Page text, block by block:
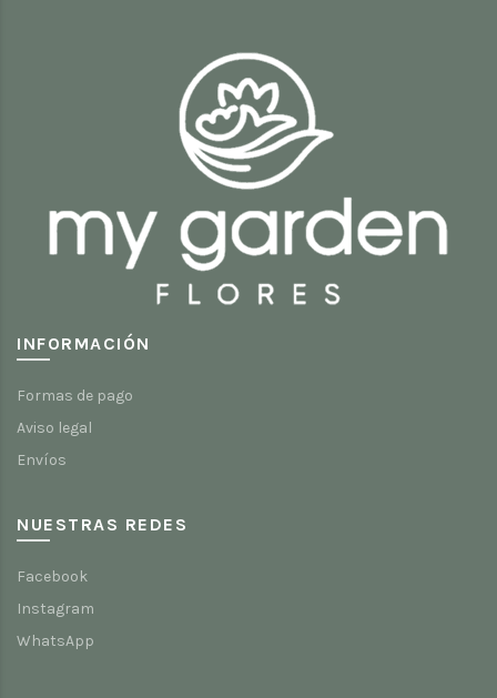
INFORMACIÓN
Formas de pago
Aviso legal
Envíos
NUESTRAS REDES
Facebook
Instagram
WhatsApp